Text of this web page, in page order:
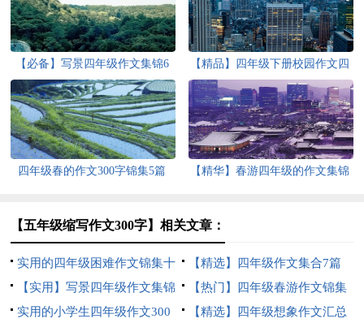
【必备】写景四年级作文集锦6
篇
【精品】四年级下册校园作文四
篇
四年级春的作文300字锦集5篇
【精华】春游四年级的作文集锦
【五年级缩写作文300字】相关文章：
实用的四年级困难作文锦集十
篇
【精选】四年级作文集合7篇
【实用】写景四年级作文集锦
5篇
【热门】四年级春游作文锦集
十篇
实用的小学生四年级作文300 【精选】四年级想象作文汇总